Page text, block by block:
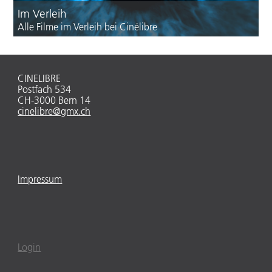
Encounter"
"Work
Hard
Im Verleih
Alle Filme im Verleih bei Cinélibre
CINELIBRE
Postfach 534
CH-3000 Bern 14
cinelibre@gmx.ch
Impressum
Login